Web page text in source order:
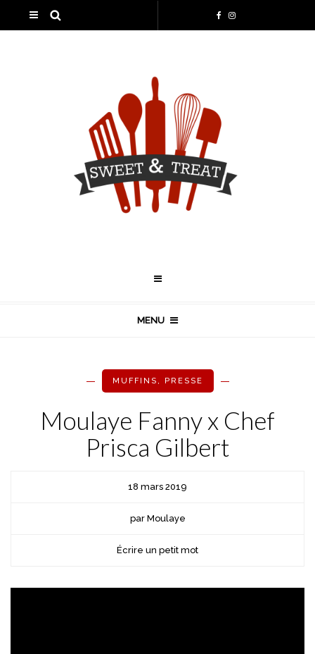
MENU
MUFFINS , PRESSE
Moulaye Fanny x Chef
Prisca Gilbert
18 mars 2019
par Moulaye
Écrire un petit mot